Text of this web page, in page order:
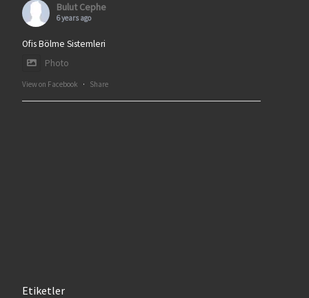
Bulut Cephe
6 years ago
Ofis Bölme Sistemleri
Photo
View on Facebook · Share
Etiketler